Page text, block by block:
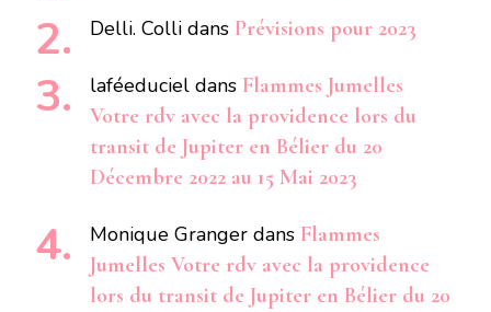
Delli. Colli dans Prévisions pour 2023
laféeduciel dans Flammes Jumelles
Votre rdv avec la providence lors du
transit de Jupiter en Bélier du 20
Décembre 2022 au 15 Mai 2023
Monique Granger dans Flammes
Jumelles Votre rdv avec la providence
lors du transit de Jupiter en Bélier du 20